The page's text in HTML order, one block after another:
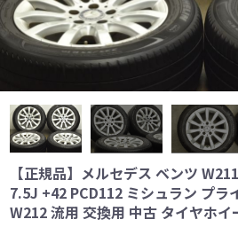
【正規品】メルセデス ベンツ
7.5J +42 PCD112 ミシュラン プラ
W212 流用 交換用 中古 タイヤホイ